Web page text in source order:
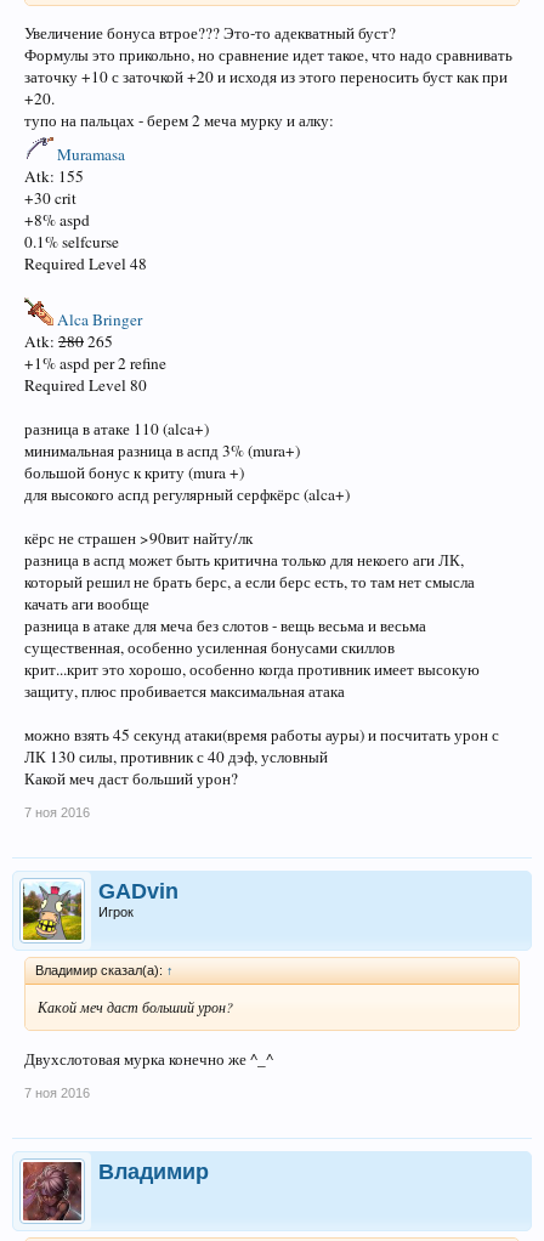
Увеличение бонуса втрое??? Это-то адекватный буст?
Формулы это прикольно, но сравнение идет такое, что надо сравнивать
заточку +10 с заточкой +20 и исходя из этого переносить буст как при
+20.
тупо на пальцах - берем 2 меча мурку и алку:
Muramasa
Atk: 155
+30 crit
+8% aspd
0.1% selfcurse
Required Level 48
Alca Bringer
Atk: 280265
+1% aspd per 2 refine
Required Level 80
разница в атаке 110 (alca+)
минимальная разница в аспд 3% (mura+)
большой бонус к криту (mura +)
для высокого аспд регулярный серфкёрс (alca+)
кёрс не страшен >90вит найту/лк
разница в аспд может быть критична только для некоего аги ЛК,
который решил не брать берс, а если берс есть, то там нет смысла
качать аги вообще
разница в атаке для меча без слотов - вещь весьма и весьма
существенная, особенно усиленная бонусами скиллов
крит...крит это хорошо, особенно когда противник имеет высокую
защиту, плюс пробивается максимальная атака
можно взять 45 секунд атаки(время работы ауры) и посчитать урон с
ЛК 130 силы, противник с 40 дэф, условный
Какой меч даст больший урон?
7 ноя 2016
GADvin
Игрок
Владимир сказал(а): ↑
Какой меч даст больший урон?
Двухслотовая мурка конечно же ^_^
7 ноя 2016
Владимир